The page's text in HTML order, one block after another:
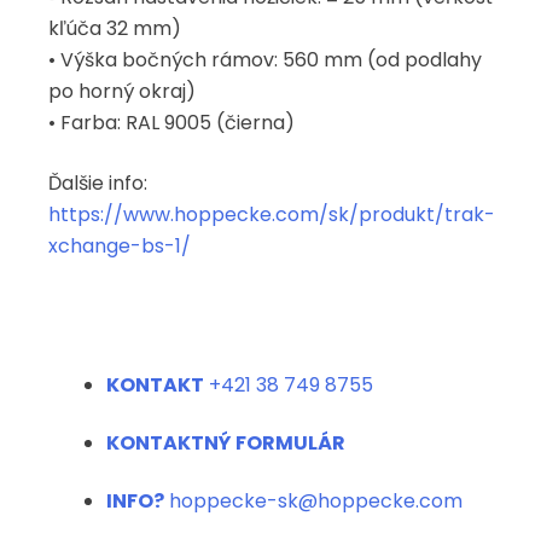
kľúča 32 mm)
• Výška bočných rámov: 560 mm (od podlahy
po horný okraj)
• Farba: RAL 9005 (čierna)
Ďalšie info:
https://www.hoppecke.com/sk/produkt/trak-
xchange-bs-1/
KONTAKT +421 38 749 8755
KONTAKTNÝ FORMULÁR
INFO? hoppecke-sk@hoppecke.com